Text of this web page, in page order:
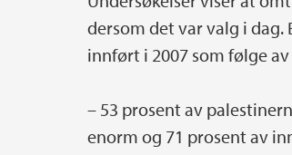
dersom det var valg i
innført i 2007 som følge
– 53 prosent av
enorm og 71 prosent av